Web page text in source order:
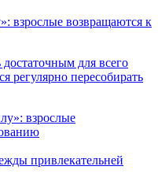
взрослые возвращаются к
достаточным для всего
регулярно пересобирать
привлекательней